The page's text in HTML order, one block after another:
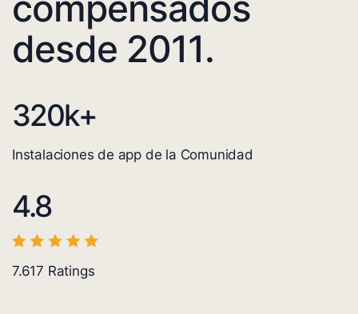
desde 2011.
320k+
Instalaciones de app de la Comunidad
4.8
7.617 Ratings